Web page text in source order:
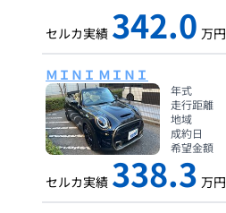
セルカ実績 342.0 万円
ＭＩＮＩ ＭＩＮＩ
年式
走行距離
地域
成約日
希望金額
セルカ実績 338.3 万円